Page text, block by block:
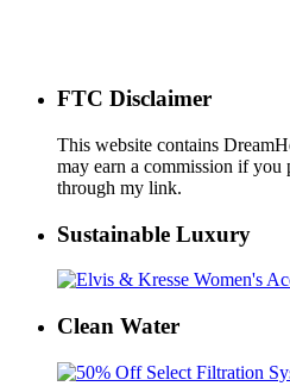
FTC Disclaimer
This website contains
may earn a commission if you
through my link.
Sustainable Luxury
Clean Water